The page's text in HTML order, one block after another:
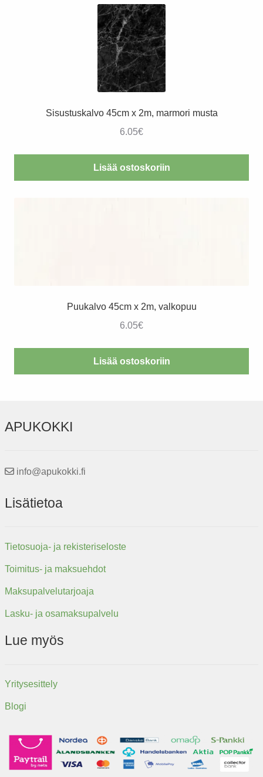
Sisustuskalvo 45cm x 2m, marmori musta
6.05€
Lisää ostoskoriin
Puukalvo 45cm x 2m, valkopuu
6.05€
Lisää ostoskoriin
APUKOKKI
info@apukokki.fi
Lisätietoa
Tietosuoja- ja rekisteriseloste
Toimitus- ja maksuehdot
Maksupalvelutarjoaja
Lasku- ja osamaksupalvelu
Lue myös
Yritysesittely
Blogi